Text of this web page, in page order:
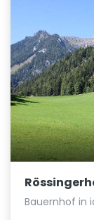
Bauernhof in